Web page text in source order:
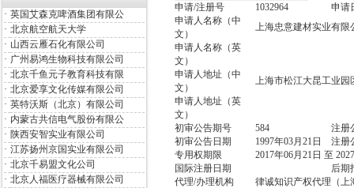
· 英国艾森克啤酒集团有限公
· 北京航空航天大学
· 山西云雁石化有限公司
· 广州易鸿生物科技有限公司
· 北京千鱼元子教育科技有限
· 北京爱享文化传媒有限公司
· 英特沃斯（北京）有限公司
· 内蒙古共信电气股份有限公
· 陕西安智实业有限公司
· 江苏扬州京国实业有限公司
· 北京千易盟文化公司
· 北京人福医疗器械有限公司
申请/注册号 1032964
申请
申请人名称（中
文）
上海忠意建材实业有限
申请人名称（英
文）
申请人地址（中
文）
上海市松江大昆工业园
申请人地址（英
文）
初审公告期号
584
注册
初审公告日期
1997年03月21日
注册
专用权期限
2017年06月21日 至
国际注册日期
后期
代理/办理机构
律诚知识产权代理（上